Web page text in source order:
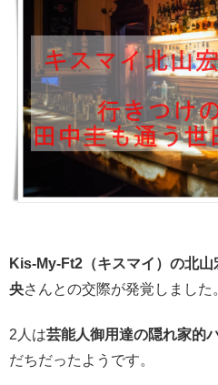
Kis-My-Ft2（キスマイ）の北山
央さんとの交際が発覚しました
2人は芸能人御用達の隠れ家的
だちだったようです。